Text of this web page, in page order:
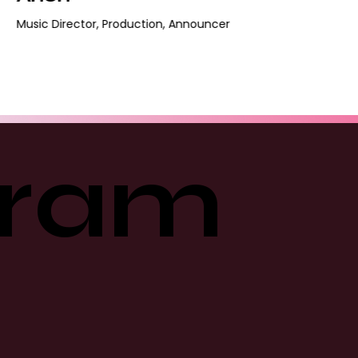
Music Director, Production, Announcer